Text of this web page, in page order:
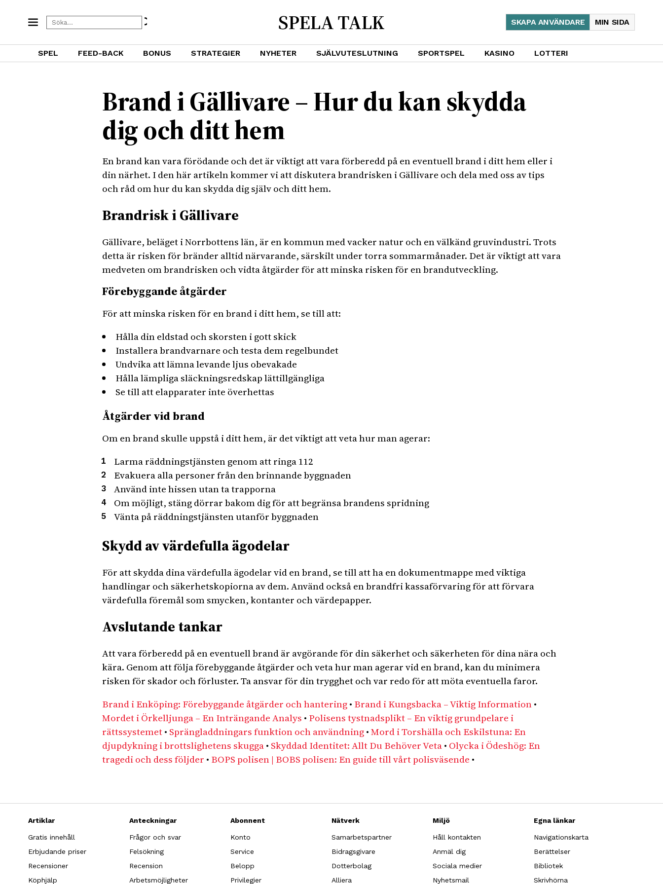
SPELA TALK MIN SIDA
SKAPA ANVÄNDARE
SPEL FEED-BACK BONUS STRATEGIER NYHETER SJÄLVUTESLUTNING SPORTSPEL KASINO LOTTERI
Brand i Gällivare – Hur du kan skydda
dig och ditt hem
En brand kan vara förödande och det är viktigt att vara förberedd på en eventuell brand i ditt hem eller i
din närhet. I den här artikeln kommer vi att diskutera brandrisken i Gällivare och dela med oss av tips
och råd om hur du kan skydda dig själv och ditt hem.
Brandrisk i Gällivare
Gällivare, beläget i Norrbottens län, är en kommun med vacker natur och en välkänd gruvindustri. Trots
detta är risken för bränder alltid närvarande, särskilt under torra sommarmånader. Det är viktigt att vara
medveten om brandrisken och vidta åtgärder för att minska risken för en brandutveckling.
Förebyggande åtgärder
För att minska risken för en brand i ditt hem, se till att:
Hålla din eldstad och skorsten i gott skick
Installera brandvarnare och testa dem regelbundet
Undvika att lämna levande ljus obevakade
Hålla lämpliga släckningsredskap lättillgängliga
Se till att elapparater inte överhettas
Åtgärder vid brand
Om en brand skulle uppstå i ditt hem, är det viktigt att veta hur man agerar:
Larma räddningstjänsten genom att ringa 112
Evakuera alla personer från den brinnande byggnaden
Använd inte hissen utan ta trapporna
Om möjligt, stäng dörrar bakom dig för att begränsa brandens spridning
Vänta på räddningstjänsten utanför byggnaden
Skydd av värdefulla ägodelar
För att skydda dina värdefulla ägodelar vid en brand, se till att ha en dokumentmappe med viktiga
handlingar och säkerhetskopiorna av dem. Använd också en brandfri kassaförvaring för att förvara
värdefulla föremål som smycken, kontanter och värdepapper.
Avslutande tankar
Att vara förberedd på en eventuell brand är avgörande för din säkerhet och säkerheten för dina nära och
kära. Genom att följa förebyggande åtgärder och veta hur man agerar vid en brand, kan du minimera
risken för skador och förluster. Ta ansvar för din trygghet och var redo för att möta eventuella faror.
Brand i Enköping: Förebyggande åtgärder och hantering• Brand i Kungsbacka – Viktig Information•
Mordet i Örkelljunga – En Inträngande Analys • Polisens tystnadsplikt – En viktig grundpelare i
rättssystemet• Sprängladdningars funktion och användning•Mord i Torshälla och Eskilstuna: En
djupdykning i brottslighetens skugga• Skyddad Identitet: Allt Du Behöver Veta• Olycka i Ödeshög: En
tragedi och dess följder • BOPS polisen | BOBS polisen: En guide till vårt polisväsende •
Artiklar
Gratis innehåll
Erbjudande priser
Recensioner
Köphjälp
Anteckningar
Frågor och svar
Felsökning
Recension
Arbetsmöjligheter
Abonnent
Konto
Service
Belopp
Privilegier
Nätverk
Samarbetspartner
Bidragsgivare
Dotterbolag
Alliera
Miljö
Håll kontakten
Anmäl dig
Sociala medier
Nyhetsmail
Egna länkar
Navigationskarta
Berättelser
Bibliotek
Skrivhörna